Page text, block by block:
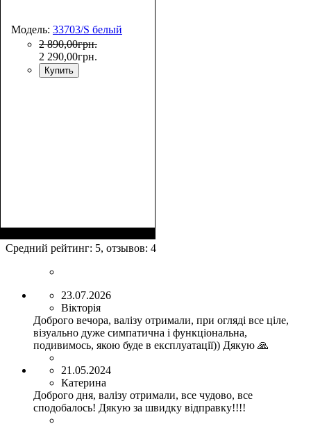
Модель: 33703/S белый
2 890,00грн.
2 290,00грн.
Купить
55х36х20
Средний рейтинг: 5, отзывов: 4
23.07.2026
Вікторія
Доброго вечора, валізу отримали, при огляді все ціле,
візуально дуже симпатична і функціональна,
подивимось, якою буде в експлуатації)) Дякую 🙏
21.05.2024
Катерина
Доброго дня, валізу отримали, все чудово, все
сподобалось! Дякую за швидку відправку!!!!